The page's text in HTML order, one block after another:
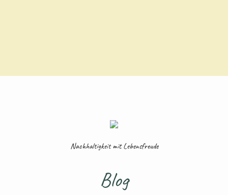
Nachhaltigkeit mit Lebensfreude
Blog